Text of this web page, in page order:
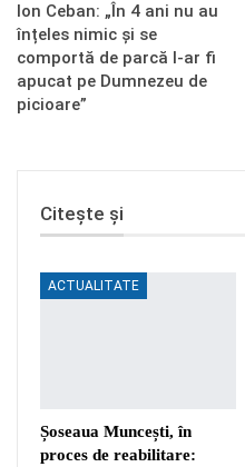
Ion Ceban: „În 4 ani nu au
înțeles nimic și se
comportă de parcă l-ar fi
apucat pe Dumnezeu de
picioare”
Citește și
ACTUALITATE
Șoseaua Muncești, în
proces de reabilitare: